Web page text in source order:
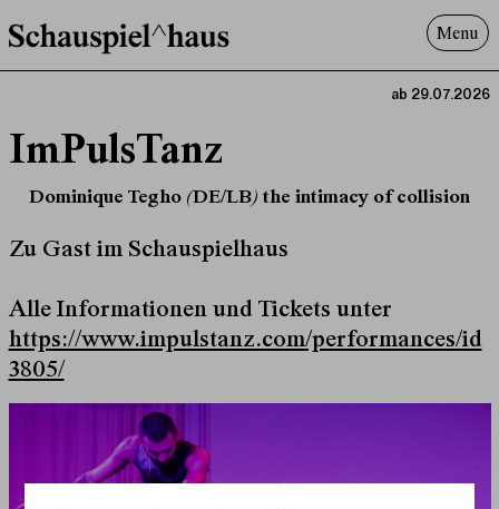
Menu
Programm
Besuch
ab 29.07.2026
ImPulsTanz
Dominique Tegho (DE/LB) the intimacy of collision
Zu Gast im Schauspielhaus
Alle Informationen und Tickets unter
https://www.impulstanz.com/performances/id
3805/